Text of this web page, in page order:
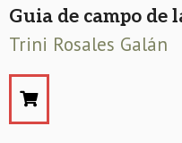
Guia de campo de
Trini Rosales Galán